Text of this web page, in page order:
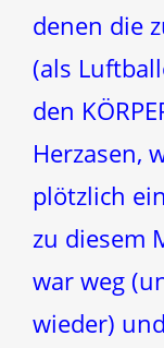
denen die
(als
den
Herzasen,
plötzlich
zu diesem
war weg
wieder)